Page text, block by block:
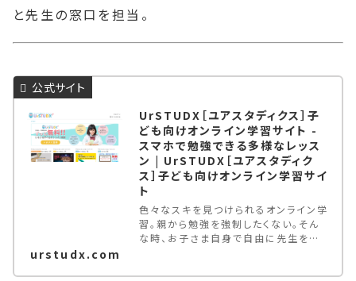
と先生の窓口を担当。
UrSTUDX［ユアスタディクス］子
ども向けオンライン学習サイト -
スマホで勉強できる多様なレッス
ン | UrSTUDX［ユアスタディク
ス］子ども向けオンライン学習サイ
ト
色々なスキを見つけられるオンライン学
習。親から勉強を強制したくない。そん
な時、お子さま自身で自由に先生を探
urstudx.com